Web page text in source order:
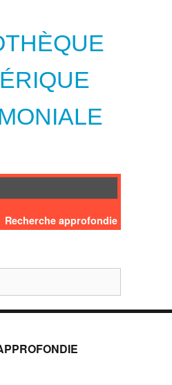
de l'Université
Recherche approfondie